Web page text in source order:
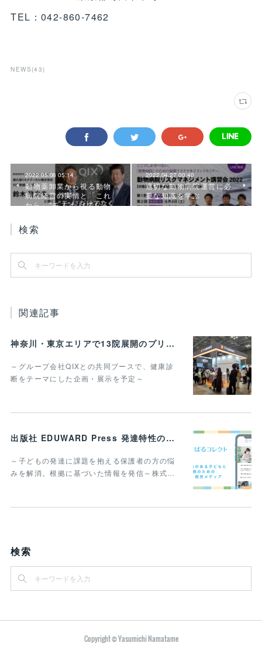
TEL：042-860-7462
NEWS (43)
2022.05.06 05:14
動物薬卸業から視る動物
病院経営の実情と「これ
から」“モノ”だけでな…
2022.04.27 00:40
適切な動物病院運営に必
要な知識を学ぶ
検索
関連記事
神奈川・東京エリアで13院展開のプリモ動物病院グループ 「第14回インターペット」 に6回目の出展決定
～グループ会社QIXとの共同ブースで、健康診
断をテーマにした企画・展示を予定～
出版社 EDUWARD Press 発達特性のある子どもと家族のための進学・就労メディア 「すばるコレクト」を開設
～子どもの発達に課題を抱える保護者の方の悩
みを解消。根拠に基づいた情報を発信～株式…
検索
Copyright © Yasumichi Namatame